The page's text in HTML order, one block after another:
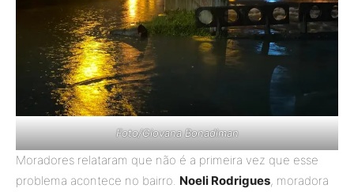
Foto/Giovana Bonadiman
Moradores relataram que não é a primeira vez que esse
problema acontece no bairro. Noeli Rodrigues, moradora